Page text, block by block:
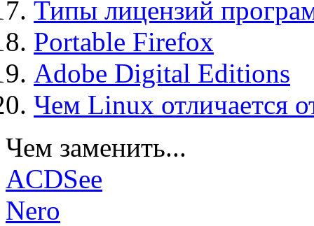
Типы лицензий
Portable Firefox
Adobe Digital Editions
Чем Linux отличается
Чем заменить...
ACDSee
Nero